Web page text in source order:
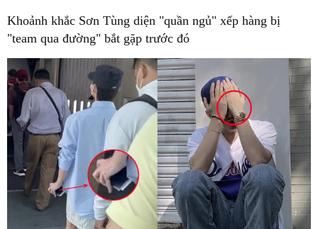
Khoảnh khắc Sơn Tùng diện "quần ngủ" xếp hàng bị
"team qua đường" bắt gặp trước đó